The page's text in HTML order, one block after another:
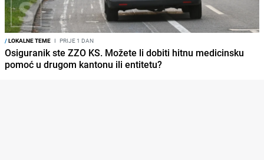
/LOKALNE TEME I PRIJE 1 DAN
Osiguranik ste ZZO KS. Možete li dobiti hitnu medicinsku
pomoć u drugom kantonu ili entitetu?